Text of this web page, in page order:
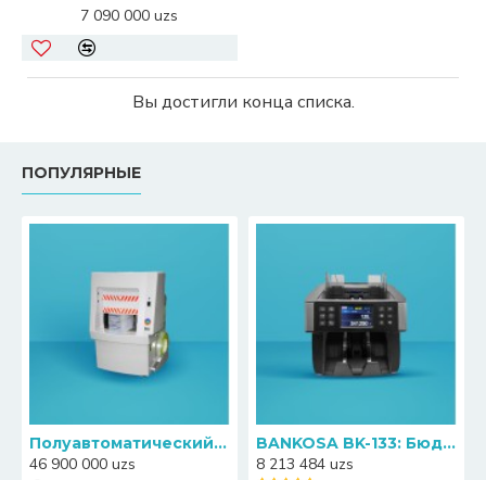
7 090 000 uzs
Вы достигли конца списка.
ПОПУЛЯРНЫЕ
Полуавтоматический пресс-упаковщик банкнот Canny S20
46 900 000 uzs
BANKOSA BK-133: Бюджетный счетчик банкнот с функцией определения номиналов
8 213 484 uzs